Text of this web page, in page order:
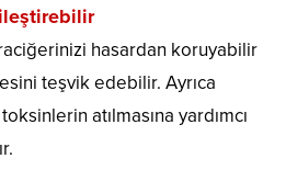
hasardan koruyabilir
teşvik edebilir. Ayrıca
atılmasına yardımcı